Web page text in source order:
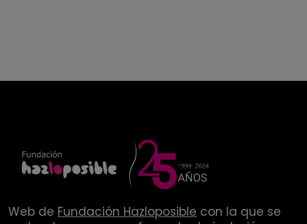
Web de Fundación Hazloposible con la que se